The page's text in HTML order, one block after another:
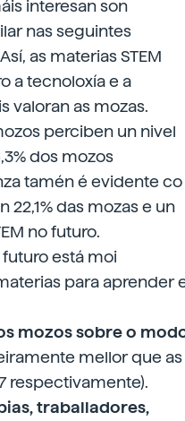
interesan son
nas seguintes
as materias STEM
a tecnoloxía e a
valoran as mozas.
perciben un nivel
dos mozos
tamén é evidente co
das mozas e un
no futuro.
futuro está moi
para aprender
mozos sobre o
mellor que as
respectivamente).
traballadores,